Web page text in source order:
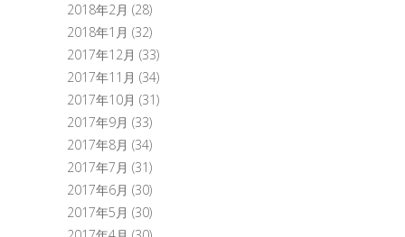
2018年2月 (28)
2018年1月 (32)
2017年12月 (33)
2017年11月 (34)
2017年10月 (31)
2017年9月 (33)
2017年8月 (34)
2017年7月 (31)
2017年6月 (30)
2017年5月 (30)